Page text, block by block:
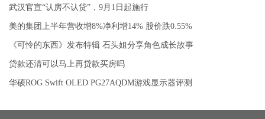
武汉官宣“认房不认贷”，9月1日起施行
美的集团上半年营收增8%净利增14% 股价跌0.55%
《可怜的东西》发布特辑 石头姐分享角色成长故事
贷款还清可以马上再贷款买房吗
华硕ROG Swift OLED PG27AQDM游戏显示器评测